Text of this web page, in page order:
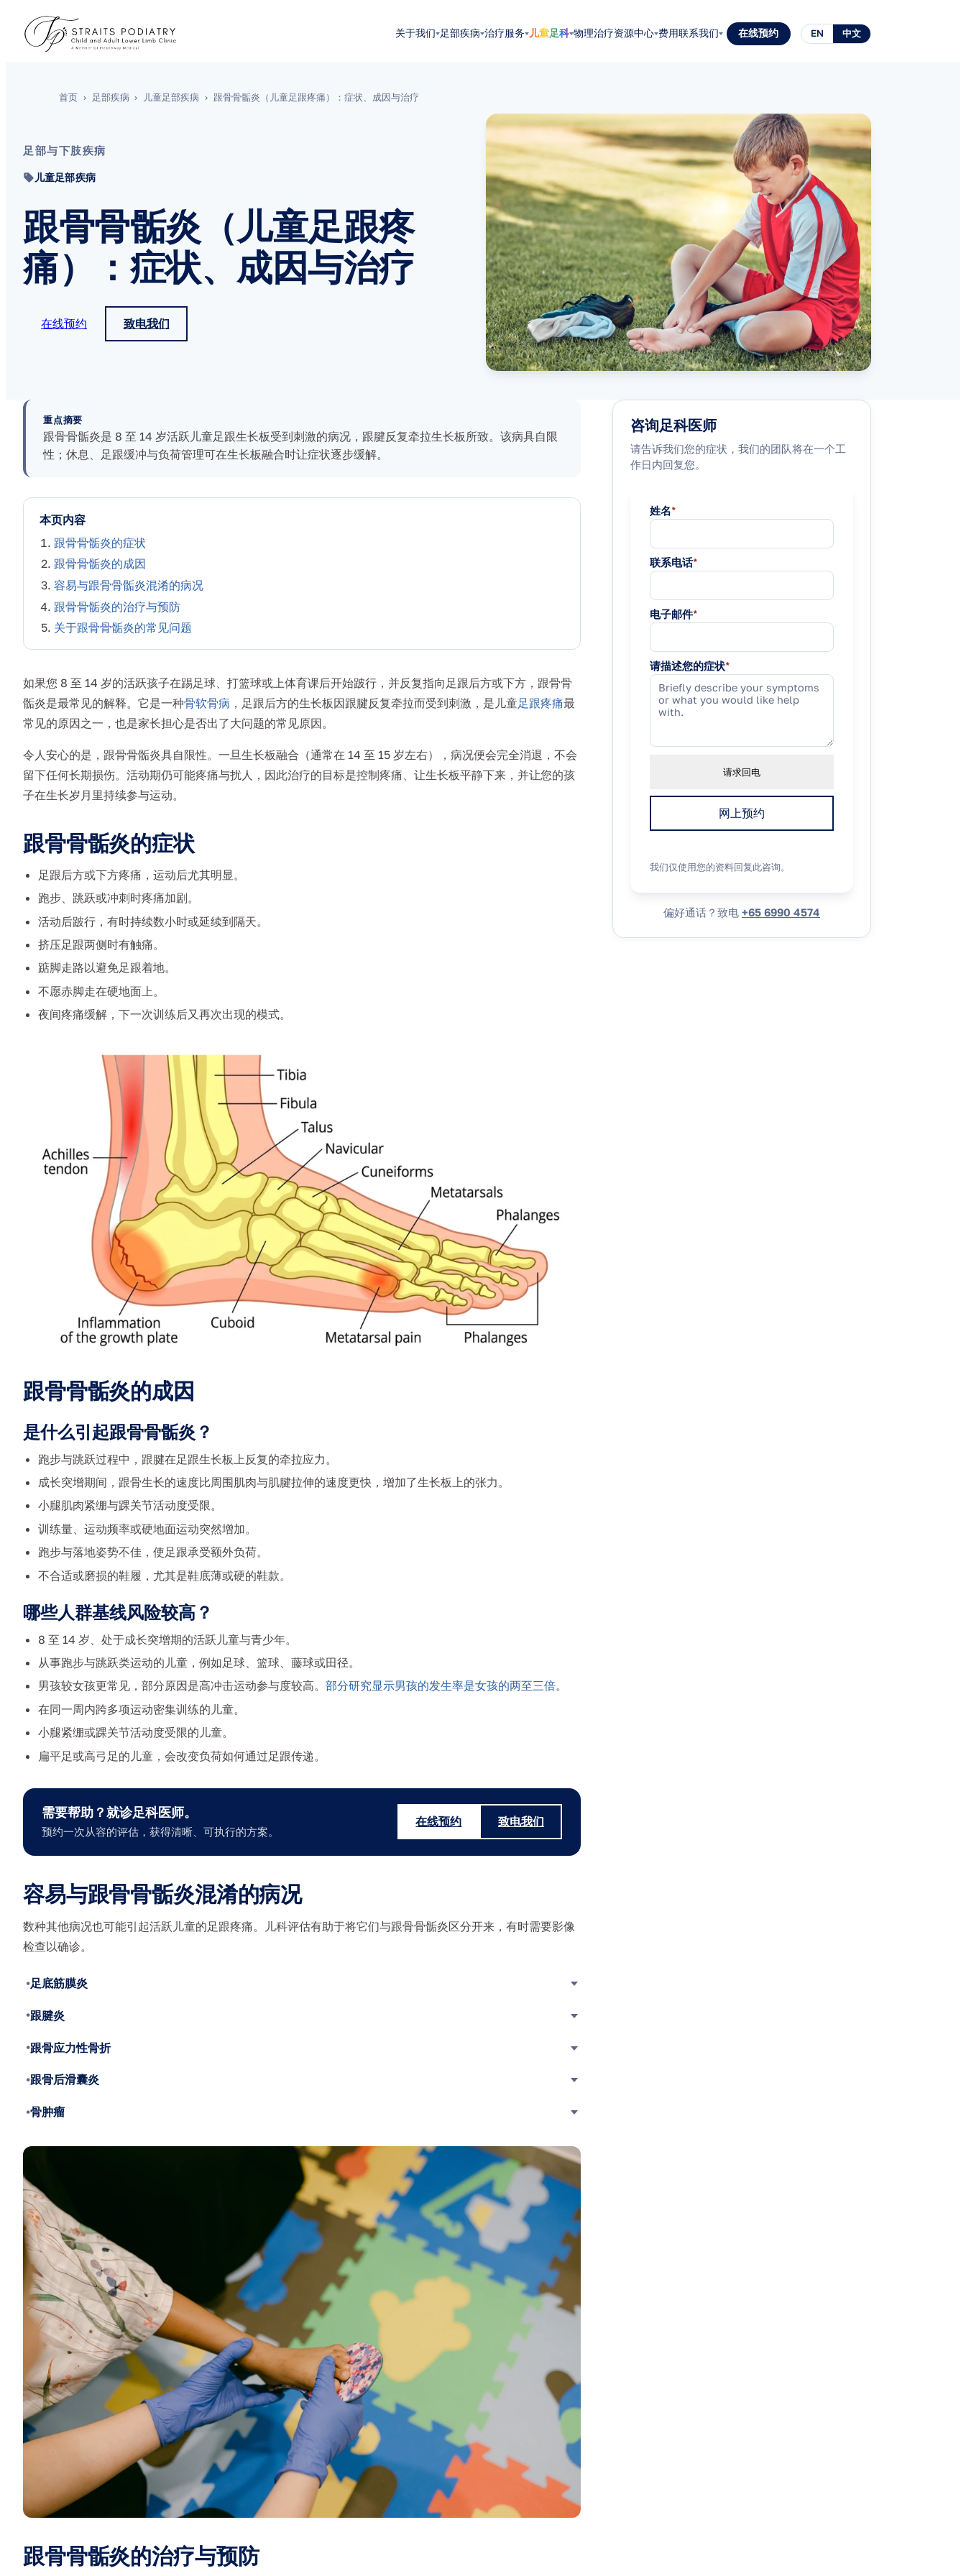
关于我们 足部疾病 治疗服务 儿童足科 物理治疗资源中心 费用联系我们 在线预约 EN 中文
首页 › 足部疾病 › 儿童足部疾病 › 跟骨骨骺炎（儿童足跟疼痛）：症状、成因与治疗
足部与下肢疾病
儿童足部疾病
跟骨骨骺炎（儿童足跟疼
痛）：症状、成因与治疗
在线预约 致电我们
重点摘要
跟骨骨骺炎是 8 至 14 岁活跃儿童足跟生长板受到刺激的病况，跟腱反复牵拉生长板所致。该病具自限
性；休息、足跟缓冲与负荷管理可在生长板融合时让症状逐步缓解。
本页内容
跟骨骨骺炎的症状
跟骨骨骺炎的成因
容易与跟骨骨骺炎混淆的病况
跟骨骨骺炎的治疗与预防
关于跟骨骨骺炎的常见问题
如果您 8 至 14 岁的活跃孩子在踢足球、打篮球或上体育课后开始跛行，并反复指向足跟后方或下方，跟骨骨
骺炎是最常见的解释。它是一种骨软骨病 ，足跟后方的生长板因跟腱反复牵拉而受到刺激，是儿童足跟疼痛最
常见的原因之一，也是家长担心是否出了大问题的常见原因。
令人安心的是，跟骨骨骺炎具自限性。一旦生长板融合（通常在 14 至 15 岁左右），病况便会完全消退，不会
留下任何长期损伤。活动期仍可能疼痛与扰人，因此治疗的目标是控制疼痛、让生长板平静下来，并让您的孩
子在生长岁月里持续参与运动。
跟骨骨骺炎的症状
足跟后方或下方疼痛，运动后尤其明显。
跑步、跳跃或冲刺时疼痛加剧。
活动后跛行，有时持续数小时或延续到隔天。
挤压足跟两侧时有触痛。
踮脚走路以避免足跟着地。
不愿赤脚走在硬地面上。
夜间疼痛缓解，下一次训练后又再次出现的模式。
跟骨骨骺炎的成因
是什么引起跟骨骨骺炎？
跑步与跳跃过程中，跟腱在足跟生长板上反复的牵拉应力。
成长突增期间，跟骨生长的速度比周围肌肉与肌腱拉伸的速度更快，增加了生长板上的张力。
小腿肌肉紧绷与踝关节活动度受限。
训练量、运动频率或硬地面运动突然增加。
跑步与落地姿势不佳，使足跟承受额外负荷。
不合适或磨损的鞋履，尤其是鞋底薄或硬的鞋款。
哪些人群基线风险较高？
8 至 14 岁、处于成长突增期的活跃儿童与青少年。
从事跑步与跳跃类运动的儿童，例如足球、篮球、藤球或田径。
男孩较女孩更常见，部分原因是高冲击运动参与度较高。 部分研究显示男孩的发生率是女孩的两至三倍。
在同一周内跨多项运动密集训练的儿童。
小腿紧绷或踝关节活动度受限的儿童。
扁平足或高弓足的儿童，会改变负荷如何通过足跟传递。
需要帮助？就诊足科医师。
预约一次从容的评估，获得清晰、可执行的方案。
在线预约 致电我们
容易与跟骨骨骺炎混淆的病况
数种其他病况也可能引起活跃儿童的足跟疼痛。儿科评估有助于将它们与跟骨骨骺炎区分开来，有时需要影像
检查以确诊。
足底筋膜炎
跟腱炎
跟骨应力性骨折
跟骨后滑囊炎
骨肿瘤
跟骨骨骺炎的治疗与预防
咨询足科医师
请告诉我们您的症状，我们的团队将在一个工
作日内回复您。
姓名*
联系电话*
电子邮件*
请描述您的症状*
请求回电
网上预约
我们仅使用您的资料回复此咨询。
偏好通话？致电 +65 6990 4574